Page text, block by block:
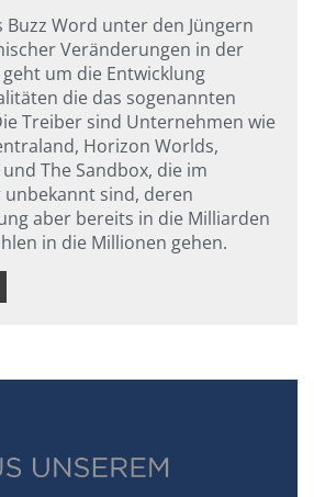
Buzz Word unter den Jüngern
Veränderungen in der
um die Entwicklung
die das sogenannten
Treiber sind Unternehmen wie
Horizon Worlds,
The Sandbox, die im
sind, deren
aber bereits in die Milliarden
in die Millionen gehen.